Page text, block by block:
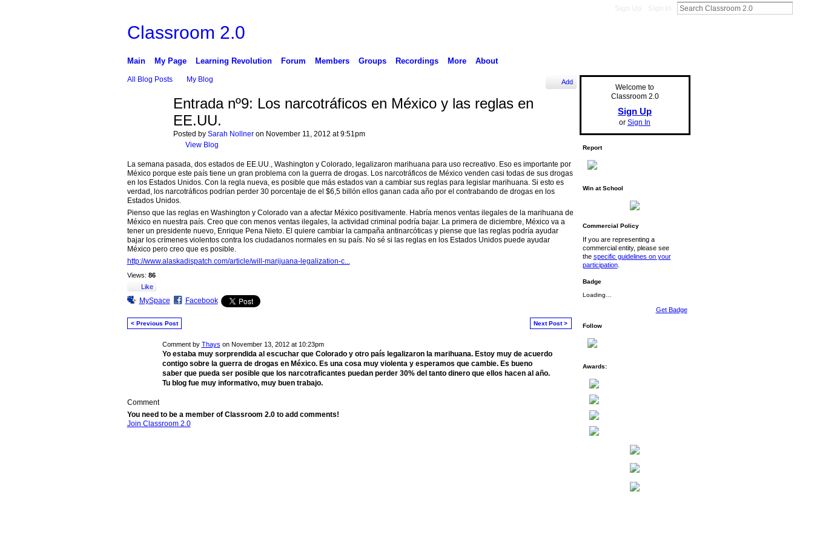
Classroom 2.0
Main My Page Learning Revolution Forum Members Groups Recordings More About
All Blog Posts My Blog Add
Entrada nº9: Los narcotráficos en México y las reglas en
EE.UU.
Posted by Sarah Nollneron November 11, 2012 at 9:51pm
View Blog
La semana pasada, dos estados de EE.UU., Washington y Colorado, legalizaron marihuana para uso recreativo. Eso es importante por
México porque este país tiene un gran problema con la guerra de drogas. Los narcotráficos de México venden casi todas de sus drogas
en los Estados Unidos. Con la regla nueva, es posible que más estados van a cambiar sus reglas para legislar marihuana. Si esto es
verdad, los narcotráficos podrían perder 30 porcentaje de el $6,5 billón ellos ganan cada año por el contrabando de drogas en los
Estados Unidos.
Pienso que las reglas en Washington y Colorado van a afectar México positivamente. Habría menos ventas ilegales de la marihuana de
México en nuestra país. Creo que con menos ventas ilegales, la actividad criminal podría bajar. La primera de diciembre, México va a
tener un presidente nuevo, Enrique Pena Nieto. El quiere cambiar la campaña antinarcóticas y piense que las reglas podría ayudar
bajar los crímenes violentos contra los ciudadanos normales en su país. No sé si las reglas en los Estados Unidos puede ayudar
México pero creo que es posible.
http://www.alaskadispatch.com/article/will-marijuana-legalization-c...
Views: 86
Like
MySpace Facebook
< Previous Post Next Post >
Comment by Thays on November 13, 2012 at 10:23pm
Yo estaba muy sorprendida al escuchar que Colorado y otro país legalizaron la marihuana. Estoy muy de acuerdo
contigo sobre la guerra de drogas en México. Es una cosa muy violenta y esperamos que cambie. Es bueno
saber que pueda ser posible que los narcotraficantes puedan perder 30% del tanto dinero que ellos hacen al año.
Tu blog fue muy informativo, muy buen trabajo.
Comment
You need to be a member of Classroom 2.0 to add comments!
Join Classroom 2.0
Welcome to
Classroom 2.0
Sign Up
or Sign In
Report
Win at School
Commercial Policy
If you are representing a
commercial entity, please see
the specific guidelines on your
participation.
Badge
Loading…
Get Badge
Follow
Awards: